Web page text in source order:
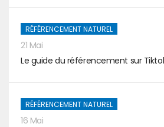
RÉFÉRENCEMENT NATUREL
21 Mai
Le guide du référencement sur
RÉFÉRENCEMENT NATUREL
16 Mai